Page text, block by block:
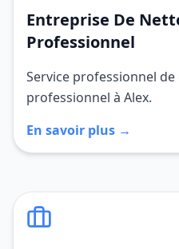
Entreprise De
Professionnel
Service professionnel
professionnel à Alex.
En savoir plus →